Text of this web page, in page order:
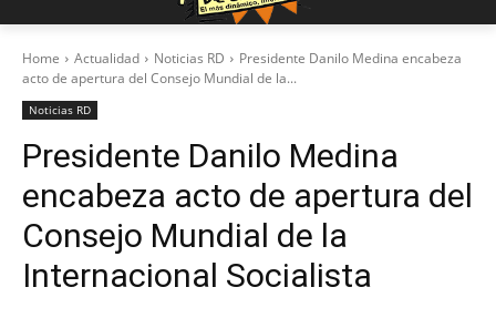
Home Actualidad Noticias RD
Presidente Danilo Medina encabeza
acto de apertura del Consejo Mundial de la...
Noticias RD
Presidente Danilo Medina
encabeza acto de apertura del
Consejo Mundial de la
Internacional Socialista